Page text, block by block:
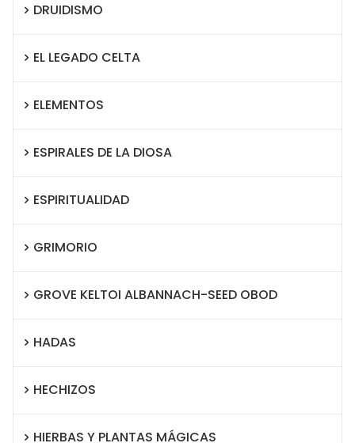
DRUIDISMO
EL LEGADO CELTA
ELEMENTOS
ESPIRALES DE LA DIOSA
ESPIRITUALIDAD
GRIMORIO
GROVE KELTOI ALBANNACH-SEED OBOD
HADAS
HECHIZOS
HIERBAS Y PLANTAS MÁGICAS